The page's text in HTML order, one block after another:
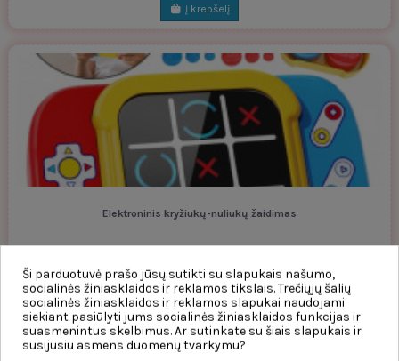
Į krepšelį
Elektroninis kryžiukų-nuliukų žaidimas
Inna marka
4,66 €
Į krepšelį
Ši parduotuvė prašo jūsų sutikti su slapukais našumo,
socialinės žiniasklaidos ir reklamos tikslais. Trečiųjų šalių
socialinės žiniasklaidos ir reklamos slapukai naudojami
siekiant pasiūlyti jums socialinės žiniasklaidos funkcijas ir
suasmenintus skelbimus. Ar sutinkate su šiais slapukais ir
susijusiu asmens duomenų tvarkymu?